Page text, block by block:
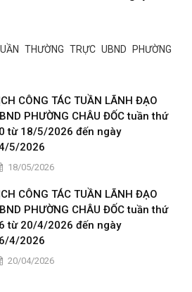
THƯỜNG TRỰC UBND PHƯỜNG
CÔNG TÁC TUẦN LÃNH ĐẠO
PHƯỜNG CHÂU ĐỐC tuần thứ
từ 18/5/2026 đến ngày
5/2026
18/05/2026
CÔNG TÁC TUẦN LÃNH ĐẠO
PHƯỜNG CHÂU ĐỐC tuần thứ
từ 20/4/2026 đến ngày
4/2026
20/04/2026